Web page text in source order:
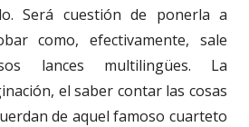
Será cuestión de ponerla a
como, efectivamente, sale
lances multilingües. La
el saber contar las cosas
de aquel famoso cuarteto